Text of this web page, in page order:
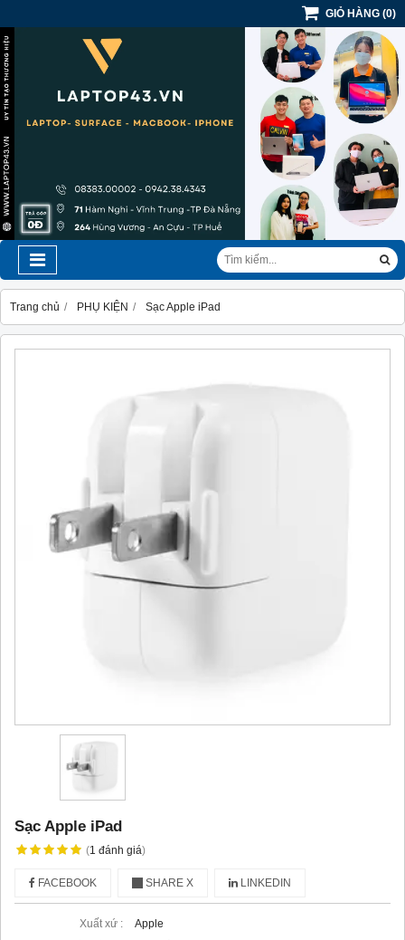
GIỎ HÀNG (0)
Trang chủ PHỤ KIỆN Sạc Apple iPad
Sạc Apple iPad
(1 đánh giá)
FACEBOOK SHARE X LINKEDIN
Xuất xứ :
Apple